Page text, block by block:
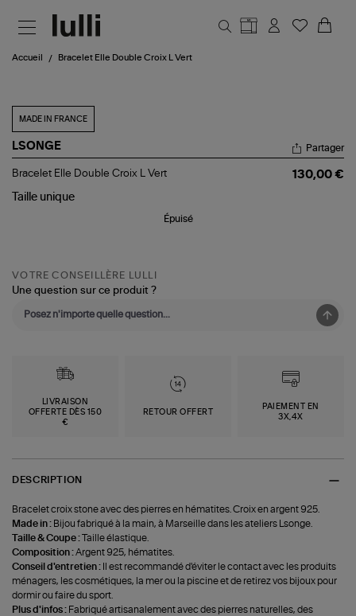
Accueil Bracelet Elle Double Croix L Vert
MADE IN FRANCE
LSONGE
Bracelet
Double
Partager
Bracelet Elle Double Croix L Vert
130,00 €
Taille unique
Épuisé
VOTRE CONSEILLÈRE LULLI
Une question sur ce produit ?
LIVRAISON
OFFERTE DÈS 150
€
RETOUR OFFERT
PAIEMENT EN
3X,4X
DESCRIPTION
Bracelet croix stone avec des pierres en hématites. Croix en argent 925.
Made in : Bijou fabriqué à la main, à Marseille dans les ateliers Lsonge.
Taille & Coupe :Taille élastique.
Composition :Argent 925, hématites.
Conseil d'entretien :
Il est recommandé d'éviter le contact avec les produits
ménagers, les cosmétiques, la mer ou la piscine et de retirez vos bijoux pour
dormir ou faire du sport.
Plus d'infos : Fabriqué artisanalement avec des pierres naturelles, des